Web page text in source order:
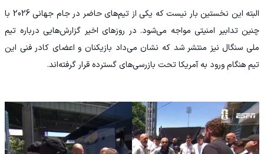
البته این نخستین بار نیست که یکی از تیم‌های حاضر در جام جهانی 2026 با
چنین تدابیر امنیتی مواجه می‌شود. در روزهای اخیر گزارش‌هایی درباره تیم
ملی سنگال نیز منتشر شد که نشان می‌داد بازیکنان و اعضای کادر فنی این
تیم هنگام ورود به آمریکا تحت بازرسی‌های گسترده قرار گرفته‌اند.